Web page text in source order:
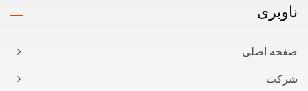
ناوبری
صفحه اصلی
شرکت